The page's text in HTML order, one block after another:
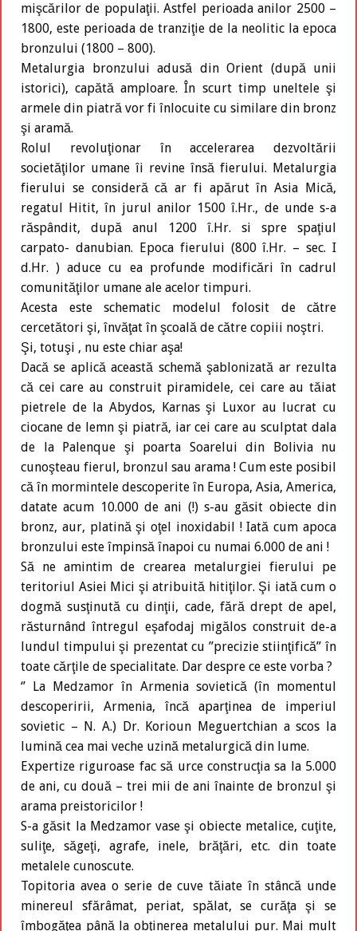
mişcărilor de populaţii. Astfel perioada anilor 2500 –
1800, este perioada de tranziţie de la neolitic la epoca
bronzului (1800 – 800).
Metalurgia bronzului adusă din Orient (după unii
istorici), capătă amploare. În scurt timp uneltele şi
armele din piatră vor fi înlocuite cu similare din bronz
şi aramă.
Rolul revoluţionar în accelerarea dezvoltării
societăţilor umane îi revine însă fierului. Metalurgia
fierului se consideră că ar fi apărut în Asia Mică,
regatul Hitit, în jurul anilor 1500 î.Hr., de unde s-a
răspândit, după anul 1200 î.Hr. si spre spaţiul
carpato- danubian. Epoca fierului (800 î.Hr. – sec. I
d.Hr. ) aduce cu ea profunde modificări în cadrul
comunităţilor umane ale acelor timpuri.
Acesta este schematic modelul folosit de către
cercetători şi, învăţat în şcoală de către copiii noştri.
Şi, totuşi , nu este chiar aşa!
Dacă se aplică această schemă şablonizată ar rezulta
că cei care au construit piramidele, cei care au tăiat
pietrele de la Abydos, Karnas şi Luxor au lucrat cu
ciocane de lemn şi piatră, iar cei care au sculptat dala
de la Palenque şi poarta Soarelui din Bolivia nu
cunoşteau fierul, bronzul sau arama ! Cum este posibil
că în mormintele descoperite în Europa, Asia, America,
datate acum 10.000 de ani (!) s-au găsit obiecte din
bronz, aur, platină şi oţel inoxidabil ! Iată cum apoca
bronzului este împinsă înapoi cu numai 6.000 de ani !
Să ne amintim de crearea metalurgiei fierului pe
teritoriul Asiei Mici şi atribuită hitiţilor. Şi iată cum o
dogmă susţinută cu dinţii, cade, fără drept de apel,
răsturnând întregul eşafodaj migălos construit de-a
lundul timpului şi prezentat cu ’’precizie stiinţifică’’ în
toate cărţile de specialitate. Dar despre ce este vorba ?
‘’ La Medzamor în Armenia sovietică (în momentul
descoperirii, Armenia, încă aparţinea de imperiul
sovietic – N. A.) Dr. Korioun Meguertchian a scos la
lumină cea mai veche uzină metalurgică din lume.
Expertize riguroase fac să urce construcţia sa la 5.000
de ani, cu două – trei mii de ani înainte de bronzul şi
arama preistoricilor !
S-a găsit la Medzamor vase şi obiecte metalice, cuţite,
suliţe, săgeţi, agrafe, inele, brăţări, etc. din toate
metalele cunoscute.
Topitoria avea o serie de cuve tăiate în stâncă unde
minereul sfărâmat, periat, spălat, se curăţa şi se
îmbogăţea până la obţinerea metalului pur. Mai mult